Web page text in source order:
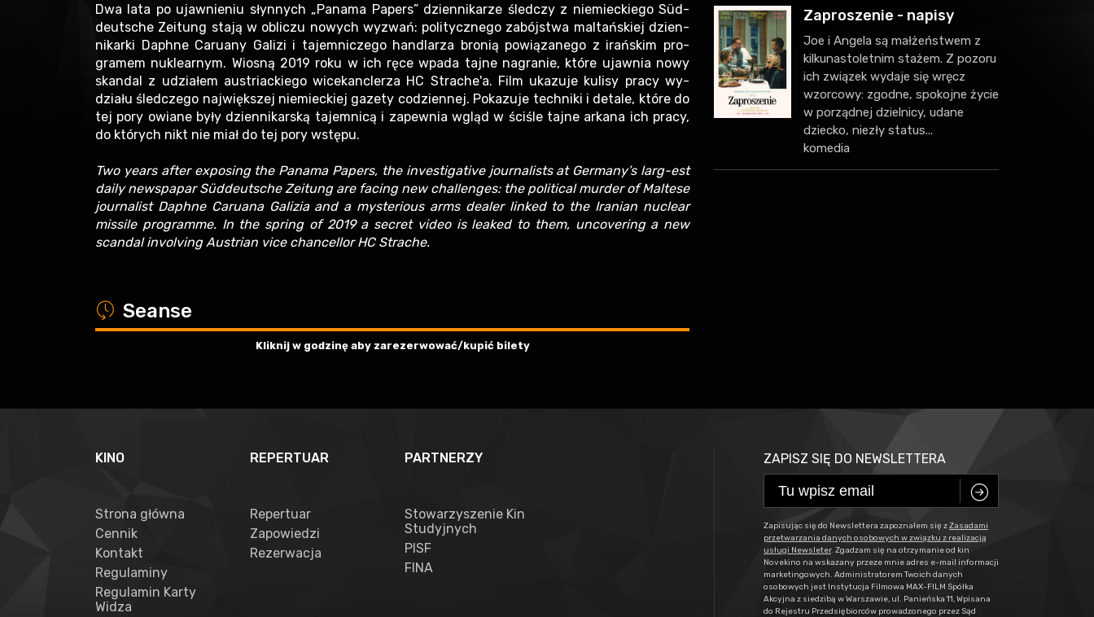
Dwa lata po ujawnieniu słynnych „Panama Papers” dziennikarze śledczy z niemieckiego Süd-
deutsche Zeitung stają w obliczu nowych wyzwań: politycznego zabójstwa maltańskiej dzien-
nikarki Daphne Caruany Galizi i tajemniczego handlarza bronią powiązanego z irańskim pro-
gramem nuklearnym. Wiosną 2019 roku w ich ręce wpada tajne nagranie, które ujawnia nowy
skandal z udziałem austriackiego wicekanclerza HC Strache'a. Film ukazuje kulisy pracy wy-
działu śledczego największej niemieckiej gazety codziennej. Pokazuje techniki i detale, które do
tej pory owiane były dziennikarską tajemnicą i zapewnia wgląd w ściśle tajne arkana ich pracy,
do których nikt nie miał do tej pory wstępu.
Two years after exposing the Panama Papers, the investigative journalists at Germany’s larg-est
daily newspapar Süddeutsche Zeitung are facing new challenges: the political murder of Maltese
journalist Daphne Caruana Galizia and a mysterious arms dealer linked to the Iranian nuclear
missile programme. In the spring of 2019 a secret video is leaked to them, uncovering a new
scandal involving Austrian vice chancellor HC Strache.
a Seanse
Kliknij w godzinę aby zarezerwować/kupić bilety
Zaproszenie - napisy
Joe i Angela są małżeństwem z
kilkunastoletnim stażem. Z pozoru
ich związek wydaje się wręcz
wzorcowy: zgodne, spokojne życie
w porządnej dzielnicy, udane
dziecko, niezły status...
komedia
KINO
Strona główna
Cennik
Kontakt
Regulaminy
Regulamin Karty
Widza
REPERTUAR
Repertuar
Zapowiedzi
Rezerwacja
PARTNERZY
Stowarzyszenie Kin
Studyjnych
PISF
FINA
ZAPISZ SIĘ DO NEWSLETTERA
C
Zapisując się do Newslettera zapoznałem się zZasadami
przetwarzania danych osobowych w związku z realizacją
usługi Newsleter. Zgadzam się na otrzymanie od kin
Novekino na wskazany przeze mnie adres e-mail informacji
marketingowych. Administratorem Twoich danych
osobowych jest Instytucja Filmowa MAX-FILM Spółka
Akcyjna z siedzibą w Warszawie, ul. Panieńska 11, Wpisana
do Rejestru Przedsiębiorców prowadzonego przez Sąd